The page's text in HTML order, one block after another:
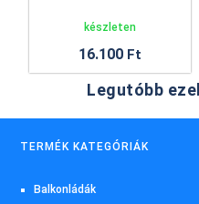
készleten
16.100 Ft
Legutóbb
TERMÉK KATEGÓRIÁK
Balkonládák